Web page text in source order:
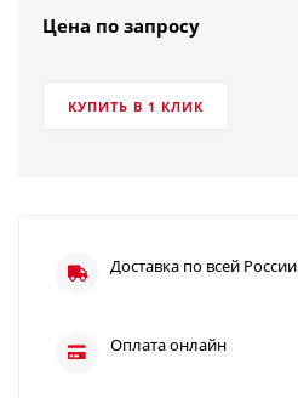
Цена по запросу
КУПИТЬ В 1 КЛИК
Доставка по всей России
Оплата онлайн